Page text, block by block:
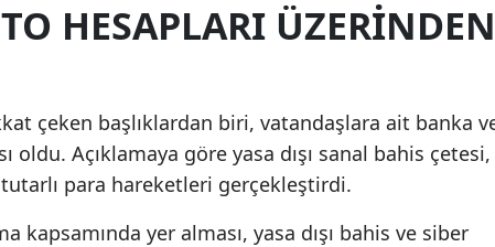
HESAPLARI ÜZERINDEN
çeken başlıklardan biri, vatandaşlara ait banka
oldu. Açıklamaya göre yasa dışı sanal bahis çetesi,
para hareketleri gerçekleştirdi.
kapsamında yer alması, yasa dışı bahis ve siber